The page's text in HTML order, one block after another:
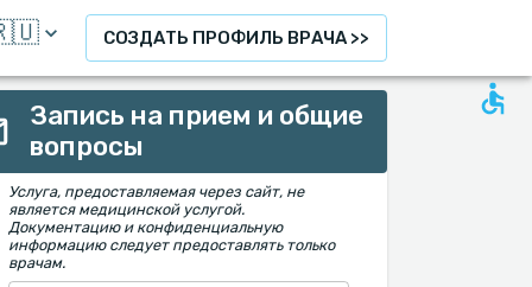
СОЗДАТЬ ПРОФИЛЬ ВРАЧА >>
Запись на прием и общие
вопросы
Услуга, предоставляемая через сайт, не
является медицинской услугой.
Документацию и конфиденциальную
информацию следует предоставлять только
врачам.